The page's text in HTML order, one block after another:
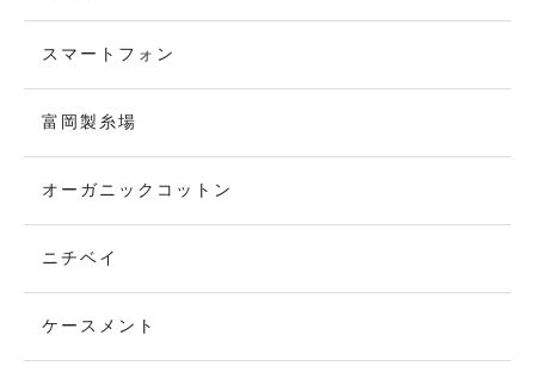
スマートフォン
富岡製糸場
オーガニックコットン
ニチベイ
ケースメント